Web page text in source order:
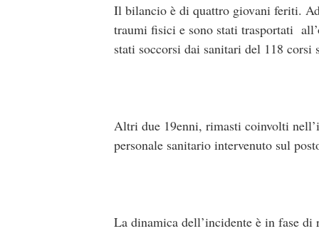
Il bilancio è di quattro giovani feriti.
traumi fisici e sono stati trasportati
stati soccorsi dai sanitari del 118 corsi
Altri due 19enni, rimasti coinvolti
personale sanitario intervenuto sul
La dinamica dell’incidente è in fase